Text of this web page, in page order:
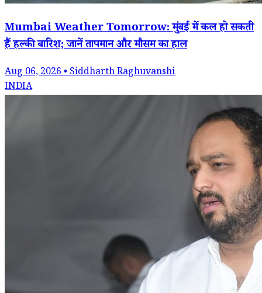
Mumbai Weather Tomorrow: मुंबई में कल हो सकती
हैं हल्की बारिश; जानें तापमान और मौसम का हाल
Aug 06, 2026 • Siddharth Raghuvanshi
INDIA